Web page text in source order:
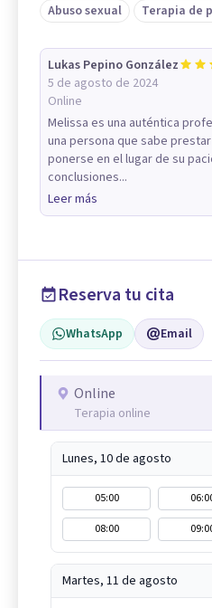
Abuso sexual
Terapia de
Lukas Pepino González
5 de agosto de 2024
Online
Melissa es una auténtica
una persona que sabe
ponerse en el lugar de su
conclusiones...
Leer más
Reserva tu cita
WhatsApp Email
Online
Terapia online
Lunes, 10 de agosto
05:00
08:00
Martes, 11 de agosto